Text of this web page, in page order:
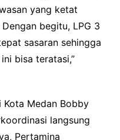
yang ketat
begitu, LPG 3
sasaran sehingga
bisa teratasi,”
Kota Medan Bobby
langsung
Pertamina